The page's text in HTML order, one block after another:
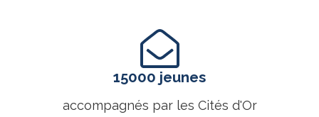
15000 jeunes
accompagnés par les Cités d'Or